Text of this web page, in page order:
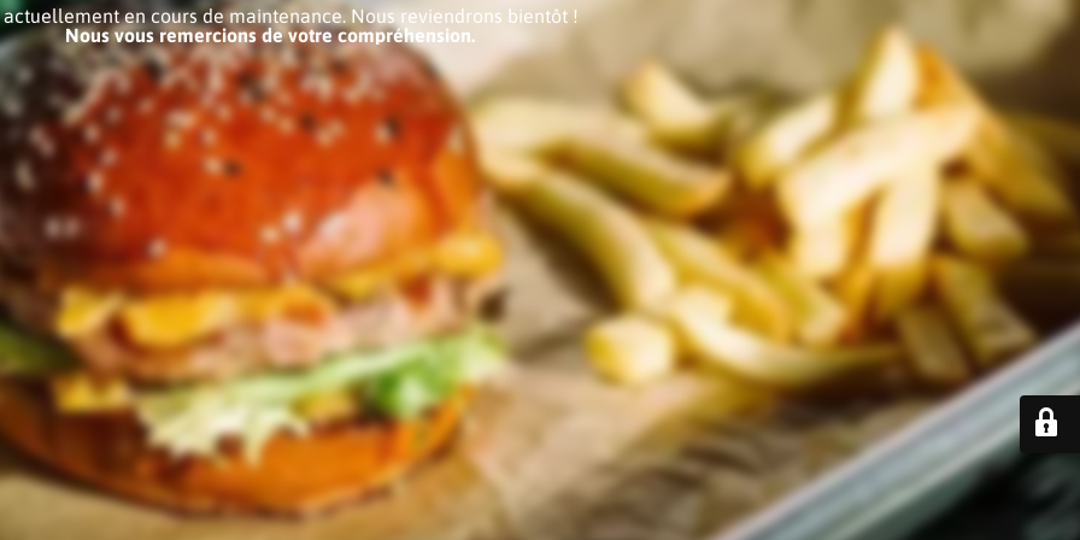
actuellement en cours de maintenance. Nous reviendrons bientôt !
Nous vous remercions de votre compréhension.